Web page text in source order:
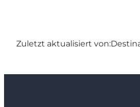
Zuletzt aktualisiert von: